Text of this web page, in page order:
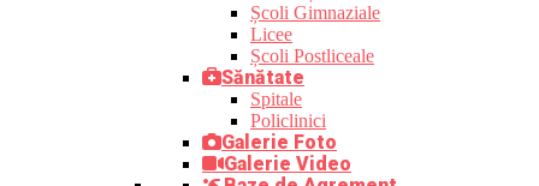
Școli Gimnaziale
Licee
Școli Postliceale
Sănătate
Spitale
Policlinici
Galerie Foto
Galerie Video